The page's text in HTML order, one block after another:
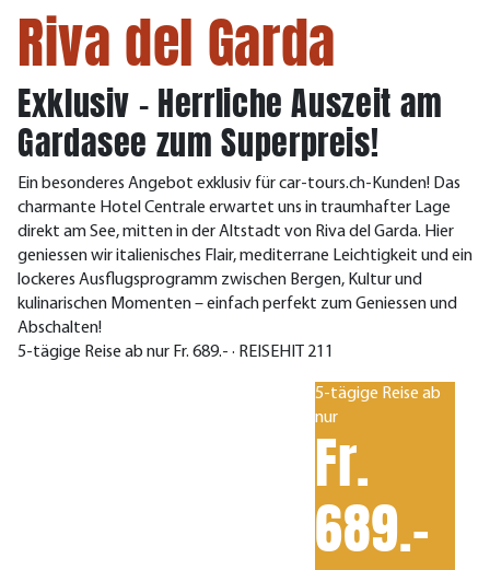
Riva del Garda
Exklusiv – Herrliche Auszeit am
Gardasee zum Superpreis!
Ein besonderes Angebot exklusiv für car-tours.ch-Kunden! Das
charmante Hotel Centrale erwartet uns in traumhafter Lage
direkt am See, mitten in der Altstadt von Riva del Garda. Hier
geniessen wir italienisches Flair, mediterrane Leichtigkeit und ein
lockeres Ausflugsprogramm zwischen Bergen, Kultur und
kulinarischen Momenten – einfach perfekt zum Geniessen und
Abschalten!
5-tägige Reise ab nur Fr. 689.- · REISEHIT 211
5-tägige Reise ab
nur
Fr.
689.-